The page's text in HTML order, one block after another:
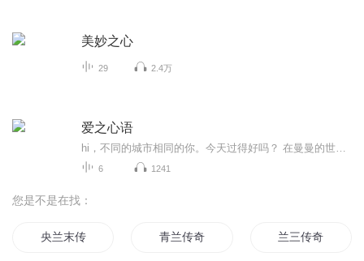
美妙之心
29 2.4万
爱之心语
6 1241
您是不是在找：
央兰末传 青兰传奇 兰三传奇